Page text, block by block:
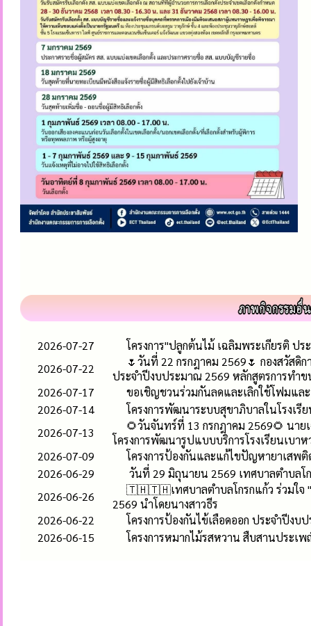
2026-07-27
โครงการ"ปลูกต้นไม้ เฉลิมพระเกียรติ ป
2026-07-22
🌷วันที่ 22 กรกฎาคม 2569🌷 กองสวัสดิ
ประจำปีงบประมาณ 2569 หลักสูตรการทำ
2026-07-17
ขอเชิญชวนร่วมกันลดและเลิกใช้โฟมแล
2026-07-14
โครงการพัฒนาระบบสุขาภิบาลในโรงเ
2026-07-13
🌻วันจันทร์ที่ 13 กรกฎาคม 2569🌻 นา
โครงการพัฒนารูปแบบบริการโรงเรียนเบา
2026-07-09
โครงการป้องกันและแก้ไขปัญหายาเส
2026-06-29
วันที่ 29 มิถุนายน 2569 เทศบาลตำบล
2026-06-26
🇹🇭🇹🇭เทศบาลตำบลโกรกแก้ว ร่วมใจ "
2569 นำโดยนางสาวธีร
2026-06-22
โครงการป้องกันไข้เลือดออก ประจำปีงบ
2026-06-15
โครงการหมากไม้รสหวาน สืบสานประ